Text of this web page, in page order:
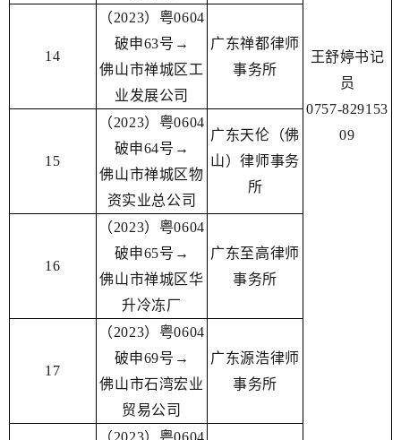
王舒婷书记
员
0757-829153
09
14
（2023）粤0604
破申63号→
佛山市禅城区工
业发展公司
广东禅都律师
事务所
15
（2023）粤0604
破申64号→
佛山市禅城区物
资实业总公司
广东天伦（佛
山）律师事务
所
16
（2023）粤0604
破申65号→
佛山市禅城区华
升冷冻厂
广东至高律师
事务所
17
（2023）粤0604
破申69号→
佛山市石湾宏业
贸易公司
广东源浩律师
事务所